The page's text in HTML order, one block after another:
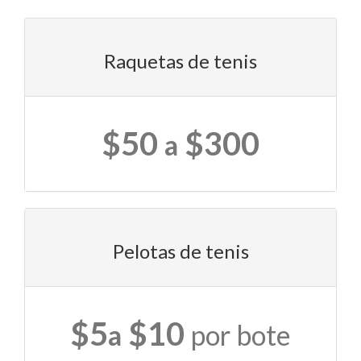
Raquetas de tenis
$50 a $300
Pelotas de tenis
$5a $10 por bote